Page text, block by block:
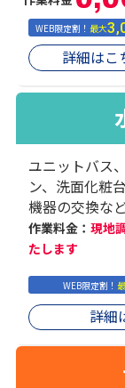
WEB限定割！最大
詳細はこ
ユニットバス
ン、洗面化粧
機器の交換な
作業料金： 現地
たします
WEB限定割！
詳細